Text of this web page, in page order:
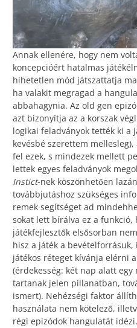
Annak ellenére, hogy nem
koncepcióért hatalmas
hihetetlen mód játszattatja
ha valakit megragad a
abbahagynia. Az old gen
azt bizonyítja az a korszak
logikai feladványok tették ki a
kevésbé szerettem
fel ezek, s mindezek mellett
lettek egyes feladványok
Instict-nek köszönhetően
továbbjutáshoz szükséges
remek segítséget ad
sokat lett bírálva ez a
játékfejlesztők elsősorban
hisz a játék a
játékos réteget kívánja elérni
(érdekesség: két nap alatt
tartanak jelen pillanatban,
ismert). Nehézségi faktor
használata nem kötelező,
régi epizódok hangulatát idézi.